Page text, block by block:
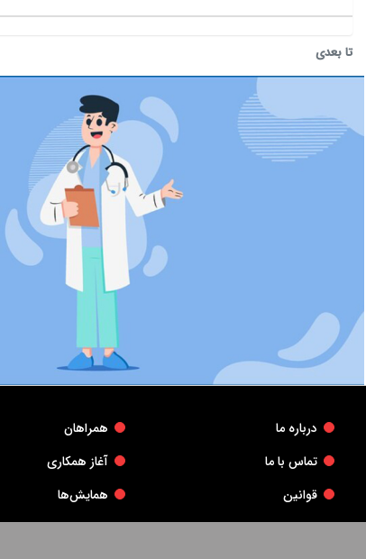
تا بعدی
درباره ما
تماس با ما
قوانین
همراهان
آغاز همکاری
همایش‌ها